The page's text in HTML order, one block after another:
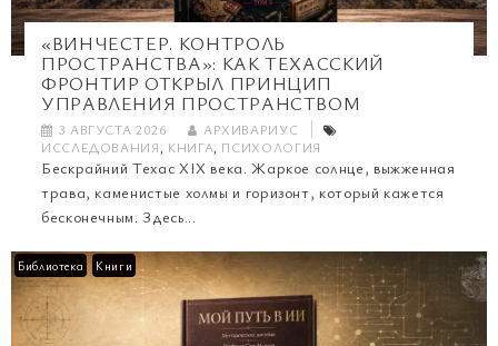
«ВИНЧЕСТЕР. КОНТРОЛЬ
ПРОСТРАНСТВА»: КАК ТЕХАССКИЙ
ФРОНТИР ОТКРЫЛ ПРИНЦИП
УПРАВЛЕНИЯ ПРОСТРАНСТВОМ
3 АВГУСТА 2026
АРХИВАРИУС
ИССЛЕДОВАНИЯ, КНИГА, ПСИХОЛОГИЯ
Бескрайний Техас XIX века. Жаркое солнце, выжженная
трава, каменистые холмы и горизонт, который кажется
бесконечным. Здесь...
Библиотека Книги